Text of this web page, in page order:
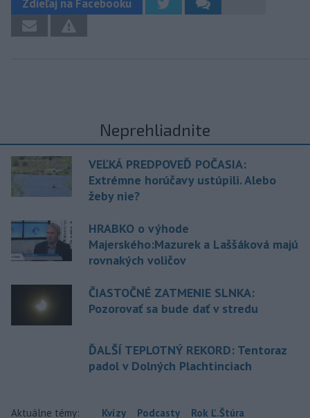
Zdieľaj na Facebooku
Neprehliadnite
VEĽKÁ PREDPOVEĎ POČASIA:
Extrémne horúčavy ustúpili. Alebo
žeby nie?
HRABKO o výhode
Majerského:Mazurek a Laššáková majú
rovnakých voličov
ČIASTOČNÉ ZATMENIE SLNKA:
Pozorovať sa bude dať v stredu
ĎALŠÍ TEPLOTNÝ REKORD: Tentoraz
padol v Dolných Plachtinciach
Aktuálne témy: Kvízy Podcasty Rok Ľ.Štúra